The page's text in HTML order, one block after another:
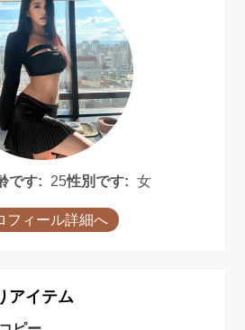
です: 25性別です: 女
フィール詳細へ
アイテム